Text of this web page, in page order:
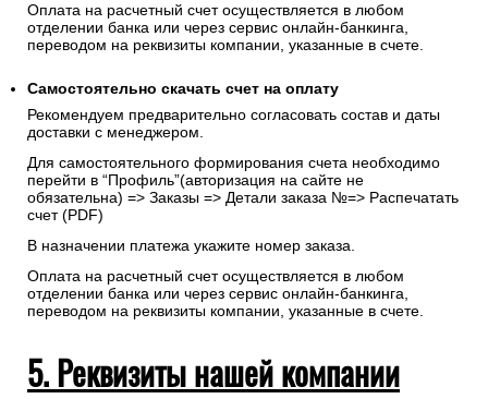
Оплата на расчетный счет осуществляется в любом
отделении банка или через сервис онлайн-банкинга,
переводом на реквизиты компании, указанные в счете.
Самостоятельно скачать счет на оплату
Рекомендуем предварительно согласовать состав и даты
доставки с менеджером.
Для самостоятельного формирования счета необходимо
перейти в “Профиль”(авторизация на сайте не
обязательна) => Заказы => Детали заказа №=> Распечатать
счет (PDF)
В назначении платежа укажите номер заказа.
Оплата на расчетный счет осуществляется в любом
отделении банка или через сервис онлайн-банкинга,
переводом на реквизиты компании, указанные в счете.
5. Реквизиты нашей компании